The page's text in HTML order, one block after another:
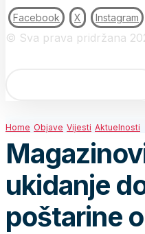
Facebook X Instagram
© Sva prava pridržana
Home Objave Vijesti Aktuelnosti
ukidanje
poštarine